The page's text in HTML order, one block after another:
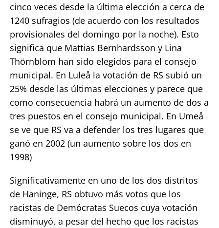
cinco veces desde la última elección a cerca de
1240 sufragios (de acuerdo con los resultados
provisionales del domingo por la noche). Esto
significa que Mattias Bernhardsson y Lina
Thörnblom han sido elegidos para el consejo
municipal. En Luleå la votación de RS subió un
25% desde las últimas elecciones y parece que
como consecuencia habrá un aumento de dos a
tres puestos en el consejo municipal. En Umeå
se ve que RS va a defender los tres lugares que
ganó en 2002 (un aumento sobre los dos en
1998)
Significativamente en uno de los dos distritos
de Haninge, RS obtuvo más votos que los
racistas de Demócratas Suecos cuya votación
disminuyó, a pesar del hecho que los racistas